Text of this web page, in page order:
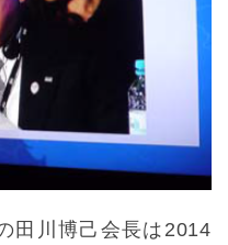
田川博己会長は2014